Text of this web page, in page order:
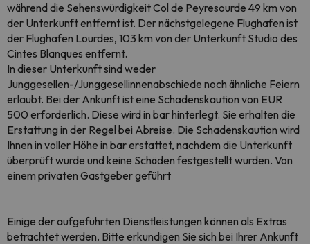
während die Sehenswürdigkeit Col de Peyresourde 49 km von
der Unterkunft entfernt ist. Der nächstgelegene Flughafen ist
der Flughafen Lourdes, 103 km von der Unterkunft Studio des
Cintes Blanques entfernt.
In dieser Unterkunft sind weder
Junggesellen-/Junggesellinnenabschiede noch ähnliche Feiern
erlaubt. Bei der Ankunft ist eine Schadenskaution von EUR
500 erforderlich. Diese wird in bar hinterlegt. Sie erhalten die
Erstattung in der Regel bei Abreise. Die Schadenskaution wird
Ihnen in voller Höhe in bar erstattet, nachdem die Unterkunft
überprüft wurde und keine Schäden festgestellt wurden. Von
einem privaten Gastgeber geführt
Einige der aufgeführten Dienstleistungen können als Extras
betrachtet werden. Bitte erkundigen Sie sich bei Ihrer Ankunft